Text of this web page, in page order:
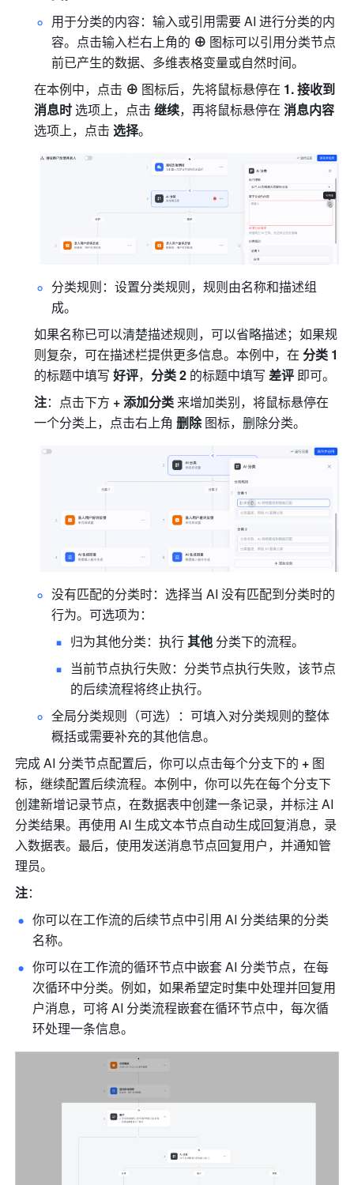
用于分类的内容：输入或引用需要 AI 进行分类的内
容。点击输入栏右上角的 ⊕ 图标可以引用分类节点
前已产生的数据、多维表格变量或自然时间。
在本例中，点击 ⊕ 图标后，先将鼠标悬停在 1. 接收到
消息时 选项上，点击 继续，再将鼠标悬停在 消息内容
选项上，点击 选择。
分类规则：设置分类规则，规则由名称和描述组
成。
如果名称已可以清楚描述规则，可以省略描述；如果规
则复杂，可在描述栏提供更多信息。本例中，在 分类 1
的标题中填写 好评，分类 2 的标题中填写 差评 即可。
注：点击下方 + 添加分类 来增加类别，将鼠标悬停在
一个分类上，点击右上角 删除 图标，删除分类。
没有匹配的分类时：选择当 AI 没有匹配到分类时的
行为。可选项为：
归为其他分类：执行 其他 分类下的流程。
当前节点执行失败：分类节点执行失败，该节点
的后续流程将终止执行。
全局分类规则（可选）：可填入对分类规则的整体
概括或需要补充的其他信息。
完成 AI 分类节点配置后，你可以点击每个分支下的 + 图
标，继续配置后续流程。本例中，你可以先在每个分支下
创建新增记录节点，在数据表中创建一条记录，并标注 AI
分类结果。再使用 AI 生成文本节点自动生成回复消息，录
入数据表。最后，使用发送消息节点回复用户，并通知管
理员。
注：
你可以在工作流的后续节点中引用 AI 分类结果的分类
名称。
你可以在工作流的循环节点中嵌套 AI 分类节点，在每
次循环中分类。例如，如果希望定时集中处理并回复用
户消息，可将 AI 分类流程嵌套在循环节点中，每次循
环处理一条信息。